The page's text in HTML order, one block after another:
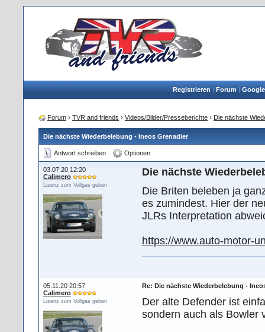
Registrieren|Forum|
Forum › TVR and friends › Videos/Bilder/Presseberichte › Die nächste
Die nächste Wiederbelebung - Ineos Grenadier
Antwort schreiben Optionen
03.07.20 12:20
Calimero
Lizenz zum Vollgas geben
Die nächste
Die Briten beleben ja
es zumindest. Hier der
JLRs Interpretation
https://www.auto-motor-
05.11.20 20:57
Calimero
Lizenz zum Vollgas geben
Re: Die nächste Wiederbelebung -
Der alte Defender ist
sondern auch als Bowler